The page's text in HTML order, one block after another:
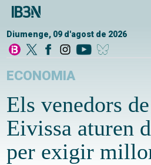
Diumenge, 09 d'agost de 2026
ECONOMIA
Els venedors
Eivissa aturen
per exigir